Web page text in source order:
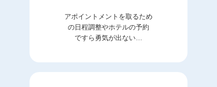
アポイントメントを取るため
の日程調整やホテルの予約
ですら勇気が出ない…